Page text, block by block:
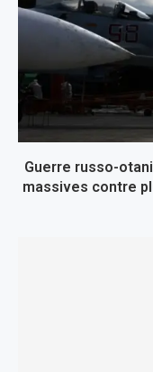
Guerre russo-
massives contre